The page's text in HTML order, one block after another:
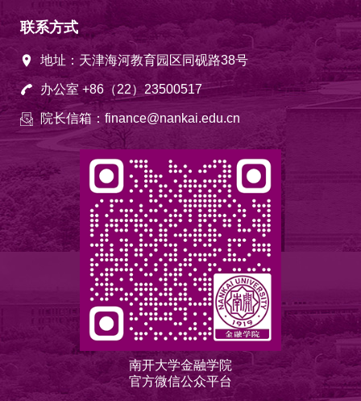
联系方式
地址：天津海河教育园区同砚路38号
办公室 +86（22）23500517
院长信箱：finance@nankai.edu.cn
南开大学金融学院
官方微信公众平台